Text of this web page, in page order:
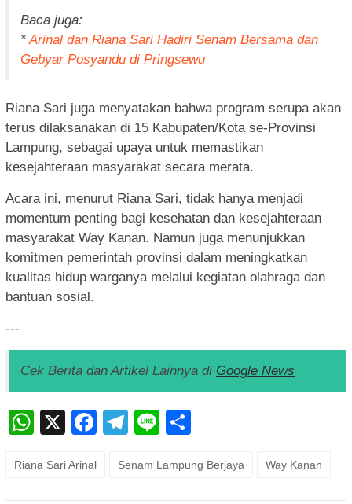
Baca juga:
* Arinal dan Riana Sari Hadiri Senam Bersama dan
Gebyar Posyandu di Pringsewu
Riana Sari juga menyatakan bahwa program serupa akan
terus dilaksanakan di 15 Kabupaten/Kota se-Provinsi
Lampung, sebagai upaya untuk memastikan
kesejahteraan masyarakat secara merata.
Acara ini, menurut Riana Sari, tidak hanya menjadi
momentum penting bagi kesehatan dan kesejahteraan
masyarakat Way Kanan. Namun juga menunjukkan
komitmen pemerintah provinsi dalam meningkatkan
kualitas hidup warganya melalui kegiatan olahraga dan
bantuan sosial.
---
Cek Berita dan Artikel Lainnya di Google News
WhatsApp
X Facebook
Telegram
Line
Riana Sari Arinal Senam Lampung Berjaya Way Kanan